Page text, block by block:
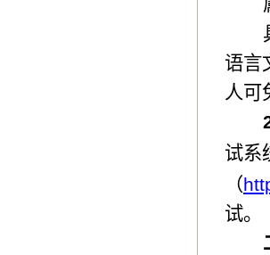
语言
人可
试系
（
试。